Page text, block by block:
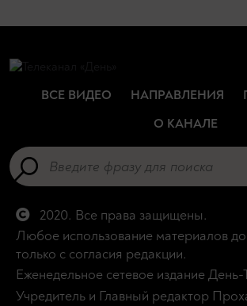
ВСЕ ВИДЕО НАПРАВЛЕНИЯ
О КАНАЛЕ
2020. Все права защищены.
Любое использование материалов
только с согласия редакции.
Еженедельное сетевое издание
Учредитель и Главный редактор